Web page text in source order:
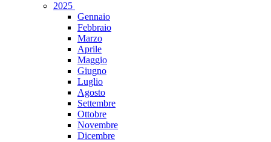
2025
Gennaio
Febbraio
Marzo
Aprile
Maggio
Giugno
Luglio
Agosto
Settembre
Ottobre
Novembre
Dicembre